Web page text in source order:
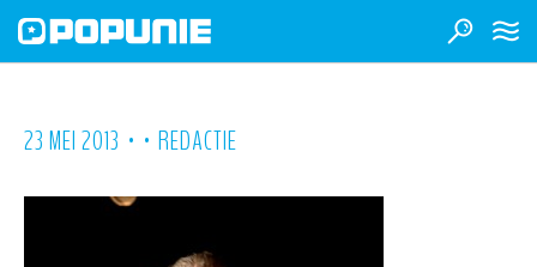
23 MEI 2013 • • REDACTIE